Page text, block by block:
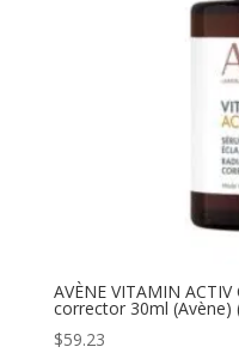
AVÈNE VITAMIN
corrector 30ml (Avène)
$59.23